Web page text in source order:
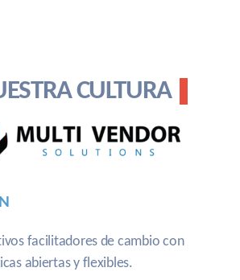
CULTURA
facilitadores de cambio con
abiertas y flexibles.